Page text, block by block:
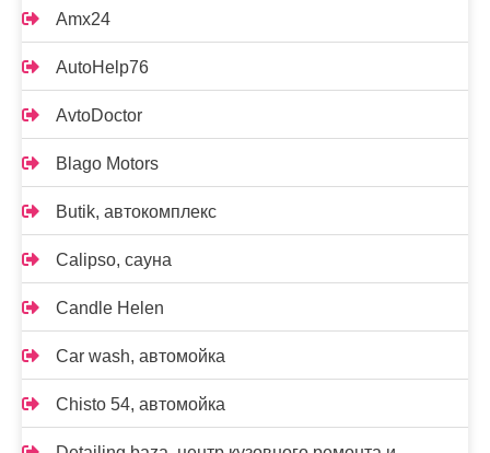
Amx24
AutoHelp76
AvtoDoctor
Blago Motors
Butik, автокомплекс
Calipso, сауна
Candle Helen
Car wash, автомойка
Chisto 54, автомойка